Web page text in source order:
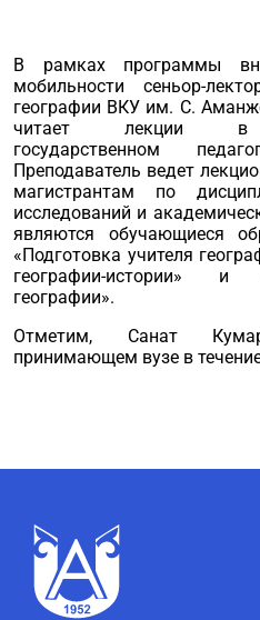
В рамках программы
мобильности сеньор-
географии ВКУ им. С.
читает лекции в
государственном
Преподаватель ведет
магистрантам по
исследований и
являются обучающиеся
«Подготовка учителя
географии-истории» и
географии».
Отметим, Санат
принимающем вузе в